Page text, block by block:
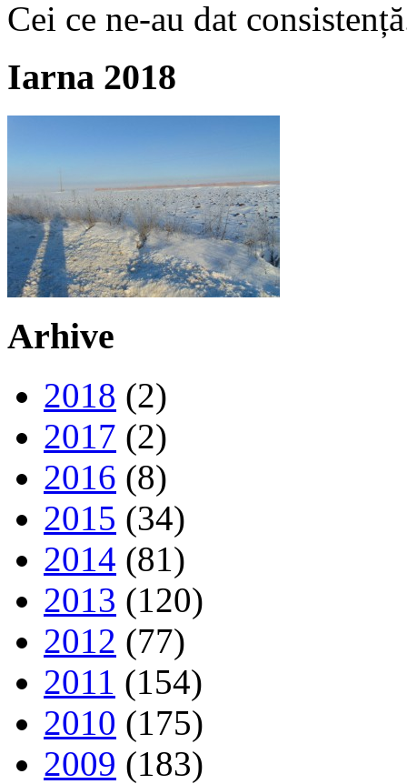
Cei ce ne-au dat
Iarna 2018
Arhive
2018 (2)
2017 (2)
2016 (8)
2015 (34)
2014 (81)
2013 (120)
2012 (77)
2011 (154)
2010 (175)
2009 (183)